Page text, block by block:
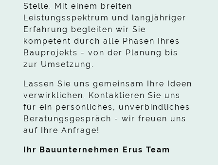
Stelle. Mit einem breiten
Leistungsspektrum und langjähriger
Erfahrung begleiten wir Sie
kompetent durch alle Phasen Ihres
Bauprojekts - von der Planung bis
zur Umsetzung.
Lassen Sie uns gemeinsam Ihre Ideen
verwirklichen. Kontaktieren Sie uns
für ein persönliches, unverbindliches
Beratungsgespräch - wir freuen uns
auf Ihre Anfrage!
Ihr Bauunternehmen Erus Team